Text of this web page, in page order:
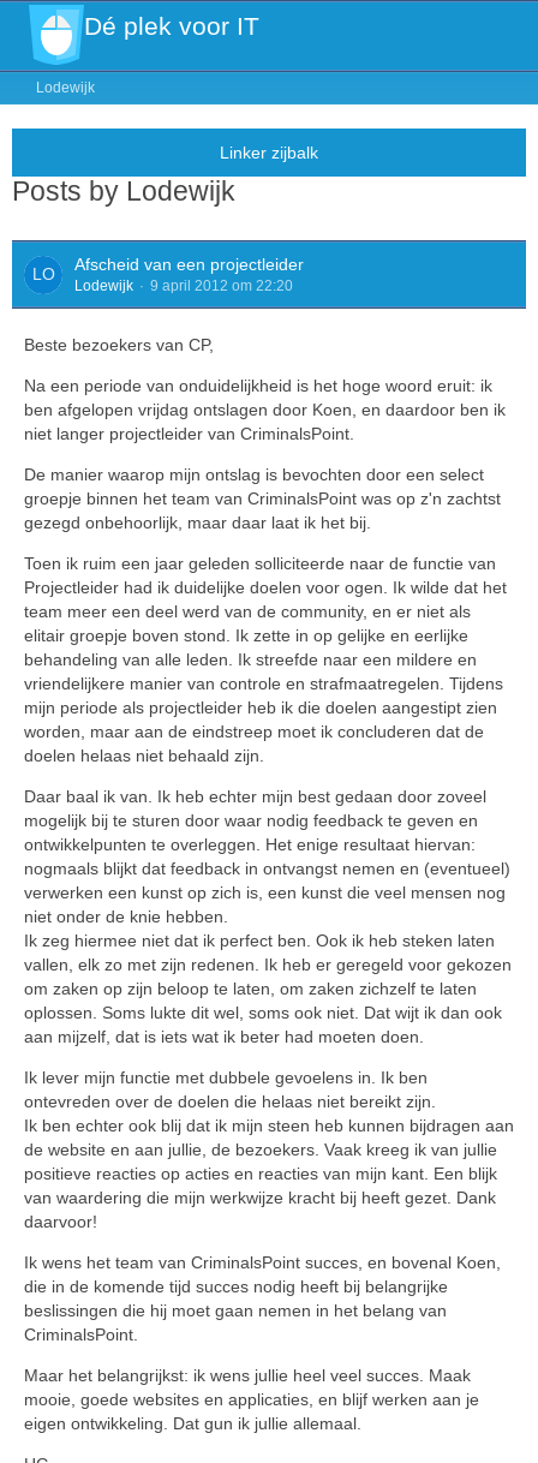
Dé plek voor IT
Lodewijk
Posts by Lodewijk
Afscheid van een projectleider
Lodewijk 9 april 2012 om 22:20
Beste bezoekers van CP,
Na een periode van onduidelijkheid is het hoge woord eruit: ik
ben afgelopen vrijdag ontslagen door Koen, en daardoor ben ik
niet langer projectleider van CriminalsPoint.
De manier waarop mijn ontslag is bevochten door een select
groepje binnen het team van CriminalsPoint was op z'n zachtst
gezegd onbehoorlijk, maar daar laat ik het bij.
Toen ik ruim een jaar geleden solliciteerde naar de functie van
Projectleider had ik duidelijke doelen voor ogen. Ik wilde dat het
team meer een deel werd van de community, en er niet als
elitair groepje boven stond. Ik zette in op gelijke en eerlijke
behandeling van alle leden. Ik streefde naar een mildere en
vriendelijkere manier van controle en strafmaatregelen. Tijdens
mijn periode als projectleider heb ik die doelen aangestipt zien
worden, maar aan de eindstreep moet ik concluderen dat de
doelen helaas niet behaald zijn.
Daar baal ik van. Ik heb echter mijn best gedaan door zoveel
mogelijk bij te sturen door waar nodig feedback te geven en
ontwikkelpunten te overleggen. Het enige resultaat hiervan:
nogmaals blijkt dat feedback in ontvangst nemen en (eventueel)
verwerken een kunst op zich is, een kunst die veel mensen nog
niet onder de knie hebben.
Ik zeg hiermee niet dat ik perfect ben. Ook ik heb steken laten
vallen, elk zo met zijn redenen. Ik heb er geregeld voor gekozen
om zaken op zijn beloop te laten, om zaken zichzelf te laten
oplossen. Soms lukte dit wel, soms ook niet. Dat wijt ik dan ook
aan mijzelf, dat is iets wat ik beter had moeten doen.
Ik lever mijn functie met dubbele gevoelens in. Ik ben
ontevreden over de doelen die helaas niet bereikt zijn.
Ik ben echter ook blij dat ik mijn steen heb kunnen bijdragen aan
de website en aan jullie, de bezoekers. Vaak kreeg ik van jullie
positieve reacties op acties en reacties van mijn kant. Een blijk
van waardering die mijn werkwijze kracht bij heeft gezet. Dank
daarvoor!
Ik wens het team van CriminalsPoint succes, en bovenal Koen,
die in de komende tijd succes nodig heeft bij belangrijke
beslissingen die hij moet gaan nemen in het belang van
CriminalsPoint.
Maar het belangrijkst: ik wens jullie heel veel succes. Maak
mooie, goede websites en applicaties, en blijf werken aan je
eigen ontwikkeling. Dat gun ik jullie allemaal.